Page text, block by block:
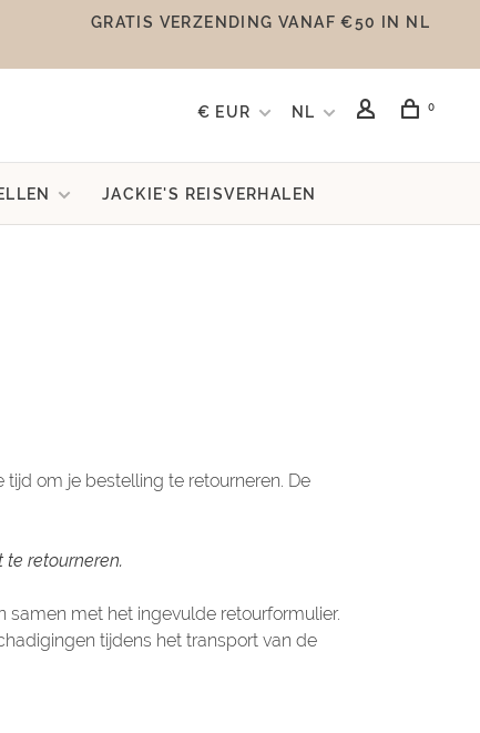
GRATIS VERZENDING VANAF €50 IN NL
€ EUR NL 0
JACKIE'S REISVERHALEN
om je bestelling te retourneren. De
retourneren.
samen met het ingevulde retourformulier.
tijdens het transport van de